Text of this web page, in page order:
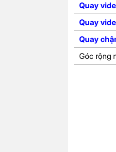
Quay
Quay
Quay
Góc rộng